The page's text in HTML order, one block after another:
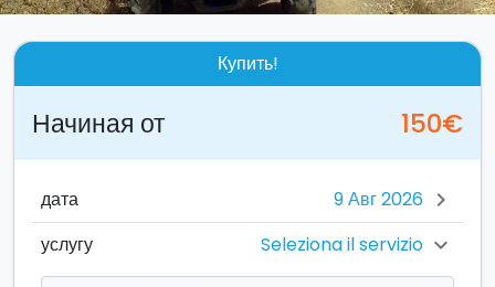
Купить!
Начиная от 150€
дата chevron_right
услугу Seleziona il servizio chevron_right